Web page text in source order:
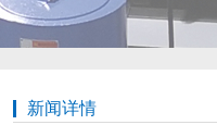
新闻详情